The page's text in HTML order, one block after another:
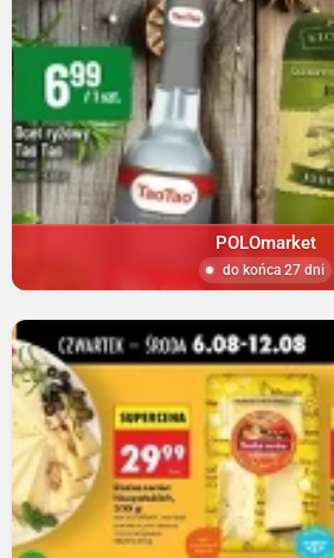
POLOmarket
do końca 27 dni